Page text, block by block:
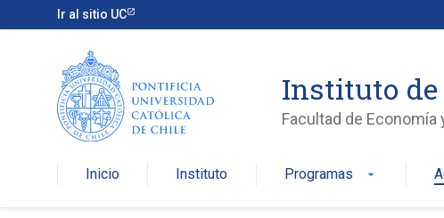
Ir al sitio UC
Instituto
Facultad de Economía
Inicio Instituto Programas arrow_drop_down